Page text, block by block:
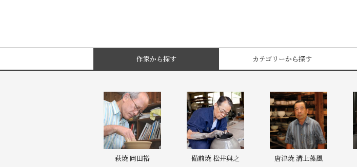
作家から探す カテゴリーから探す
萩焼 岡田裕 備前焼 松井與之 唐津焼 溝上藻風